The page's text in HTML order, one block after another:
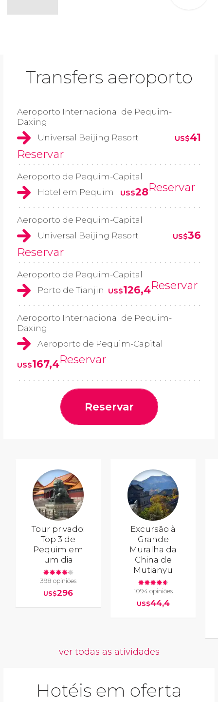
Transfers aeroporto
Aeroporto Internacional de Pequim-
Daxing
Universal Beijing Resort
US$41
Reservar
Aeroporto de Pequim-Capital
Hotel em Pequim
US$28Reservar
Aeroporto de Pequim-Capital
Universal Beijing Resort
US$36
Reservar
Aeroporto de Pequim-Capital
Porto de Tianjin
US$126,4Reservar
Aeroporto Internacional de Pequim-
Daxing
Aeroporto de Pequim-Capital
US$167,4Reservar
Reservar
Tour privado:
Top 3 de
Pequim em
um dia
398 opiniões
US$296
Excursão à
Grande
Muralha da
China de
Mutianyu
1094 opiniões
US$44,4
ver todas as atividades
Hotéis em oferta